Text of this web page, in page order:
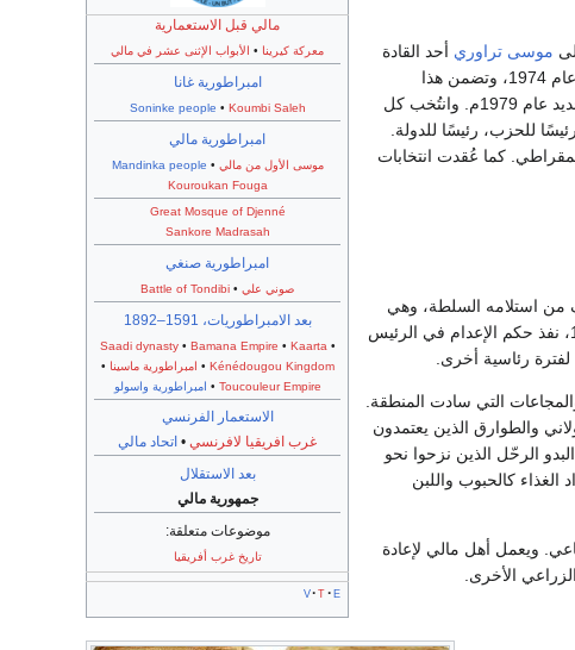
مالي قبل الاستعمارية
معركة كيرينا • الأبواب الإثنى عشر في مالي
امبراطورية غانا
Soninke people • Koumbi Saleh
امبراطورية مالي
موسى الأول من مالي •
Mandinka people
Kouroukan Fouga
Great Mosque of Djenné
Sankore Madrasah
امبراطورية صنغي
صوني علي •
Battle of Tondibi
بعد الامبراطوريات، 1591–1892
Saadi dynasty• Bamana Empire • Kaarta •
Kénédougou Kingdom
• امبراطورية ماسينا •
Toucouleur Empire
• امبراطورية واسولو
الاستعمار الفرنسي
غرب افريقيا لافرنسي • اتحاد مالي
بعد الاستقلال
جمهورية مالي
موضوعات متعلقة:
تاريخ غرب أفريقيا
v t e
موسى تراوري أحد القادة
الحكم في مالي وصار رئيسًا للجنة العسكرية. ومن ثم تم التصديق على دستور جديد للدولة في عام 1974، وتضمن هذا
الدستور الدعوة إلى انتخاب رئيس للدولة وهيئة تشريعية. وتمت أول انتخابات حسب الدستور الجديد عام 1979م. وانتُخب كل
للحزب، رئيسًا للدولة.
كما عُقدت انتخابات
من استلامه السلطة، وهي
رئيسًا للجمهورية في أبريل من عام 1992. وفي عام 1993، نفذ حكم الإعدام في الرئيس
التي سادت المنطقة.
والطوارق الذين يعتمدون
الرحّل الذين نزحوا نحو
كالحبوب واللبن
ويعمل أهل مالي لإعادة
الأخرى.